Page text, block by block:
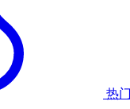
热门